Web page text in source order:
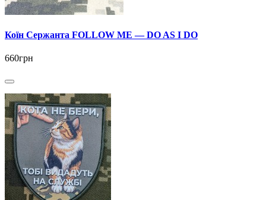
Коїн Сержанта FOLLOW ME — DO AS I DO
660грн